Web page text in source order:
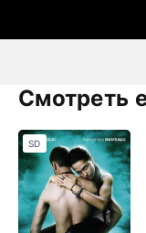
Смотреть
SD